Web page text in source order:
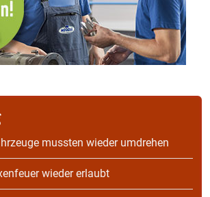
mussten wieder umdrehen
wieder erlaubt